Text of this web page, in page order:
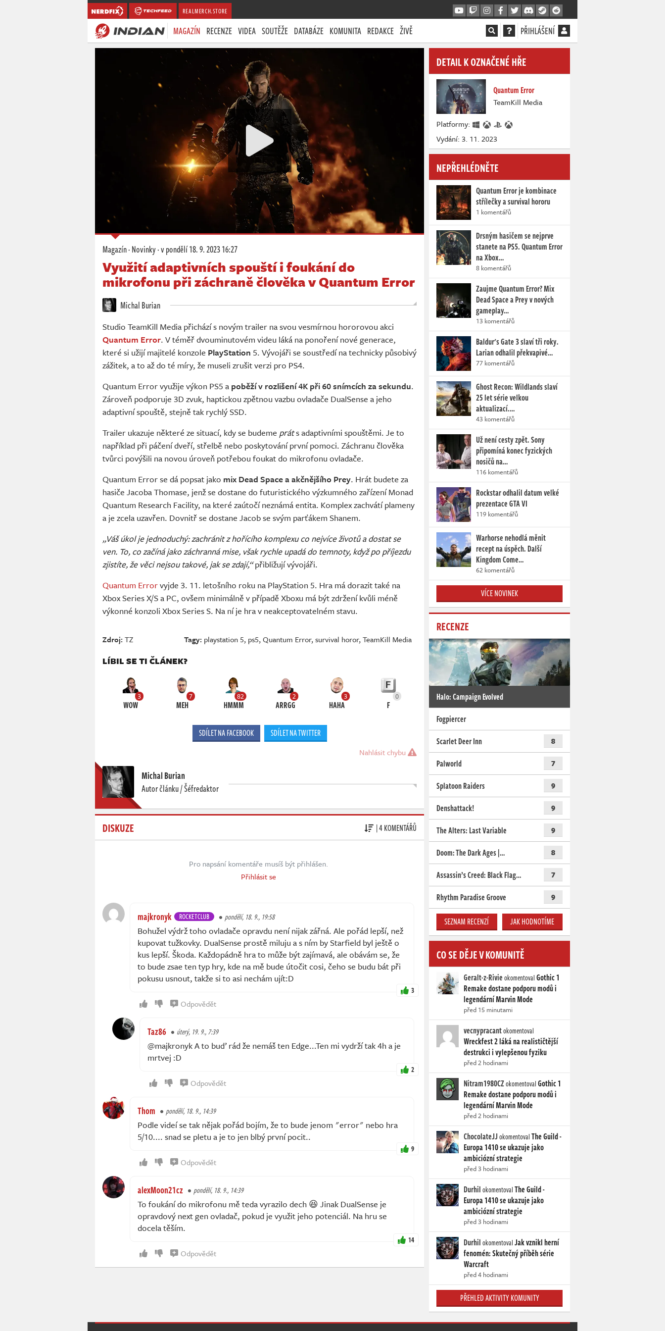
REALMERCH.STORE
MAGAZÍN RECENZE VIDEA SOUTĚŽE DATABÁZE KOMUNITA REDAKCE ŽIVĚ PŘIHLÁŠENÍ
Magazín·Novinky·v pondělí18. 9. 2023 16:27
Využití adaptivních spouští i foukání do
mikrofonu při záchraně člověka v Quantum Error
Michal Burian
Studio TeamKill Media přichází s novým trailer na svou vesmírnou hororovou akci
Quantum Error. V téměř dvouminutovém videu láká na ponoření nové generace,
které si užijí majitelé konzole PlayStation 5. Vývojáři se soustředí na technicky působivý
zážitek, a to až do té míry, že museli zrušit verzi pro PS4.
Quantum Error využije výkon PS5 a poběží v rozlišení 4K při 60 snímcích za sekundu.
Zároveň podporuje 3D zvuk, haptickou zpětnou vazbu ovladače DualSense a jeho
adaptivní spouště, stejně tak rychlý SSD.
Trailer ukazuje některé ze situací, kdy se budeme práts adaptivními spouštěmi. Je to
například při páčení dveří, střelbě nebo poskytování první pomoci. Záchranu člověka
tvůrci povýšili na novou úroveň potřebou foukat do mikrofonu ovladače.
Quantum Error se dá popsat jako mix Dead Space a akčnějšího Prey. Hrát budete za
hasiče Jacoba Thomase, jenž se dostane do futuristického výzkumného zařízení Monad
Quantum Research Facility, na které zaútočí neznámá entita. Komplex zachvátí plameny
a je zcela uzavřen. Dovnitř se dostane Jacob se svým parťákem Shanem.
„Váš úkol je jednoduchý: zachránit z hořícího komplexu co nejvíce životů a dostat se
ven. To, co začíná jako záchranná mise, však rychle upadá do temnoty, když po příjezdu
zjistíte, že věci nejsou takové, jak se zdají,“přibližují vývojáři.
Quantum Errorvyjde 3. 11. letošního roku na PlayStation 5. Hra má dorazit také na
Xbox Series X/S a PC, ovšem minimálně v případě Xboxu má být zdržení kvůli méně
výkonné konzoli Xbox Series S. Na ní je hra v neakceptovatelném stavu.
Zdroj:TZ Tagy: playstation 5, ps5,Quantum Error,survival horor,TeamKill Media
LÍBIL SE TI ČLÁNEK?
3
WOW
7
MEH
82
HMMM
2
ARRGG
3
HAHA
0
F
SDÍLET NA FACEBOOK SDÍLET NA TWITTER
Nahlásit chybu
Michal Burian
Autor článku / Šéfredaktor
DISKUZE | 4 KOMENTÁŘŮ
Pro napsání komentáře musíš být přihlášen.
Přihlásit se
majkronyk ROCKETCLUB pondělí, 18. 9., 19:58
Bohužel výdrž toho ovladače opravdu není nijak zářná. Ale pořád lepší, než
kupovat tužkovky. DualSense prostě miluju a s ním by Starfield byl ještě o
kus lepší. Škoda. Každopádně hra to může být zajímavá, ale obávám se, že
to bude zsae ten typ hry, kde na mě bude útočit cosi, čeho se budu bát při
pokusu usnout, takže si to asi nechám ujít:D
3
Odpovědět
Taz86 úterý, 19. 9., 7:39
@majkronyk A to buď rád že nemáš ten Edge...Ten mi vydrží tak 4h a je
mrtvej :D
2
Odpovědět
Thom pondělí, 18. 9., 14:39
Podle videí se tak nějak pořád bojím, že to bude jenom "error" nebo hra
5/10.... snad se pletu a je to jen blbý první pocit..
9
Odpovědět
alexMoon21cz pondělí, 18. 9., 14:39
To foukání do mikrofonu mě teda vyrazilo dech 😆 Jinak DualSense je
opravdový next gen ovladač, pokud je využit jeho potenciál. Na hru se
docela těším.
14
Odpovědět
DETAIL K OZNAČENÉ HŘE
Quantum Error
TeamKill Media
Platformy:
Vydání: 3. 11. 2023
NEPŘEHLÉDNĚTE
Quantum Error je kombinace
střílečky a survival hororu
1 komentářů
Drsným hasičem se nejprve
stanete na PS5. Quantum Error
na Xbox…
8 komentářů
Zaujme Quantum Error? Mix
Dead Space a Prey v nových
gameplay…
13 komentářů
Baldur's Gate 3 slaví tři roky.
Larian odhalil překvapivé…
77 komentářů
Ghost Recon: Wildlands slaví
25 let série velkou
aktualizací.…
43 komentářů
Už není cesty zpět. Sony
připomíná konec fyzických
nosičů na…
116 komentářů
Rockstar odhalil datum velké
prezentace GTA VI
119 komentářů
Warhorse nehodlá měnit
recept na úspěch. Další
Kingdom Come…
62 komentářů
VÍCE NOVINEK
RECENZE
Halo: Campaign Evolved
Fogpiercer
Scarlet Deer Inn
8
Palworld 7
Splatoon Raiders 9
Denshattack! 9
The Alters: Last Variable 9
Doom: The Dark Ages |… 8
Assassin’s Creed: Black Flag… 7
Rhythm Paradise Groove 9
SEZNAM RECENZÍ JAK HODNOTÍME
CO SE DĚJE V KOMUNITĚ
Geralt-z-RivieokomentovalGothic 1
Remake dostane podporu modů i
legendární Marvin Mode
před 15 minutami
vecnypracantokomentoval
Wreckfest 2 láká na realističtější
destrukci i vylepšenou fyziku
před 2 hodinami
Nitram1980CZokomentovalGothic 1
Remake dostane podporu modů i
legendární Marvin Mode
před 2 hodinami
ChocolateJJokomentovalThe Guild -
Europa 1410 se ukazuje jako
ambiciózní strategie
před 3 hodinami
DurhilokomentovalThe Guild -
Europa 1410 se ukazuje jako
ambiciózní strategie
před 3 hodinami
DurhilokomentovalJak vznikl herní
fenomén: Skutečný příběh série
Warcraft
před 4 hodinami
PŘEHLED AKTIVITY KOMUNITY